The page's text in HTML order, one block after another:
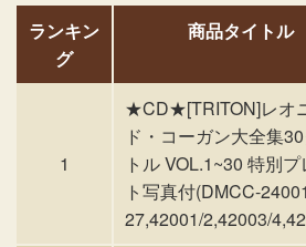
ランキン
グ
商品タイトル
1
★CD★[TRITON]レオ
ド・コーガン大全集
トル VOL.1~30 特別
ト写真付(DMCC-
27,42001/2,42003/